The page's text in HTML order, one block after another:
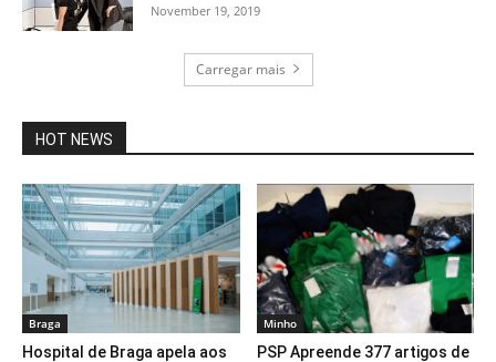
November 19, 2019
Carregar mais
HOT NEWS
Braga
Hospital de Braga apela aos
Minho
PSP Apreende 377 artigos de